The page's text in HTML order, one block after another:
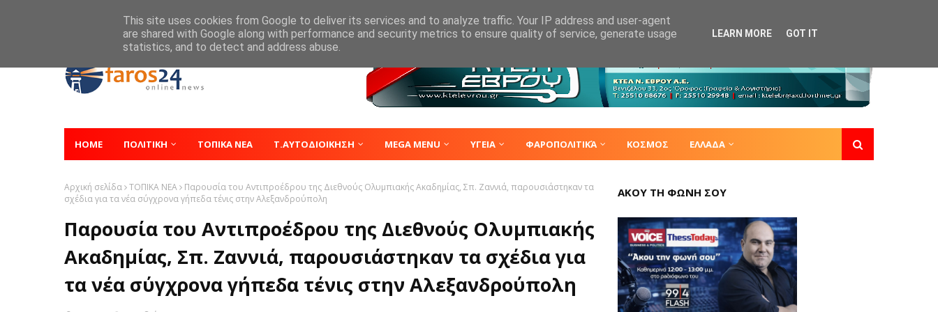
HOME ΠΟΛΙΤΙΚΗ ΤΟΠΙΚΑ ΝΕΑ Τ.ΑΥΤΟΔΙΟΙΚΗΣΗ MEGA MENU ΥΓΕΙΑ ΦΑΡΟΠΟΛΙΤΙΚΆ ΚΟΣΜΟΣ ΕΛΛΑΔΑ
Αρχική σελίδα ΤΟΠΙΚΑ ΝΕΑ
Παρουσία του Αντιπροέδρου της Διεθνούς Ολυμπιακής Ακαδημίας, Σπ. Ζαννιά, παρουσιάστηκαν τα
σχέδια για τα νέα σύγχρονα γήπεδα τένις στην Αλεξανδρούπολη
Παρουσία του Αντιπροέδρου της Διεθνούς Ολυμπιακής
Ακαδημίας, Σπ. Ζαννιά, παρουσιάστηκαν τα σχέδια για
τα νέα σύγχρονα γήπεδα τένις στην Αλεξανδρούπολη
ΑΚΟΥ ΤΗ ΦΩΝΗ ΣΟΥ
This site uses cookies from Google to deliver its services and to analyze traffic. Your IP address and user-agent
are shared with Google along with performance and security metrics to ensure quality of service, generate usage
statistics, and to detect and address abuse.
LEARN MORE GOT IT